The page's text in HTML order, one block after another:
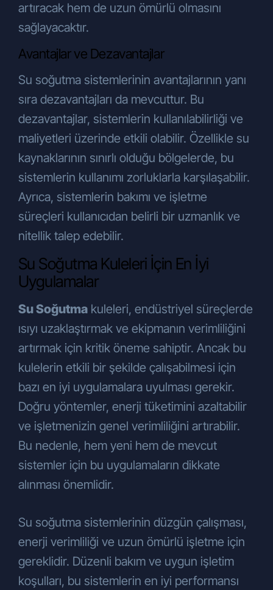
artıracak hem de uzun ömürlü olmasını
sağlayacaktır.
Avantajlar ve Dezavantajlar
Su soğutma sistemlerinin avantajlarının yanı
sıra dezavantajları da mevcuttur. Bu
dezavantajlar, sistemlerin kullanılabilirliği ve
maliyetleri üzerinde etkili olabilir. Özellikle su
kaynaklarının sınırlı olduğu bölgelerde, bu
sistemlerin kullanımı zorluklarla karşılaşabilir.
Ayrıca, sistemlerin bakımı ve işletme
süreçleri kullanıcıdan belirli bir uzmanlık ve
nitellik talep edebilir.
Su Soğutma Kuleleri İçin En İyi
Uygulamalar
Su Soğutma kuleleri, endüstriyel süreçlerde
ısıyı uzaklaştırmak ve ekipmanın verimliliğini
artırmak için kritik öneme sahiptir. Ancak bu
kulelerin etkili bir şekilde çalışabilmesi için
bazı en iyi uygulamalara uyulması gerekir.
Doğru yöntemler, enerji tüketimini azaltabilir
ve işletmenizin genel verimliliğini artırabilir.
Bu nedenle, hem yeni hem de mevcut
sistemler için bu uygulamaların dikkate
alınması önemlidir.
Su soğutma sistemlerinin düzgün çalışması,
enerji verimliliği ve uzun ömürlü işletme için
gereklidir. Düzenli bakım ve uygun işletim
koşulları, bu sistemlerin en iyi performansı